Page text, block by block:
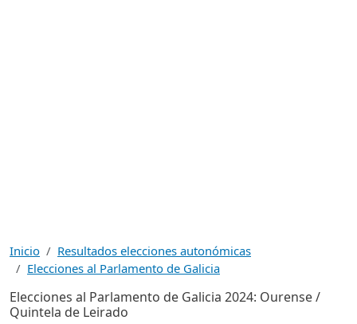
Inicio
Resultados elecciones autonómicas
Elecciones al Parlamento de Galicia
Elecciones al Parlamento de Galicia 2024: Ourense /
Quintela de Leirado